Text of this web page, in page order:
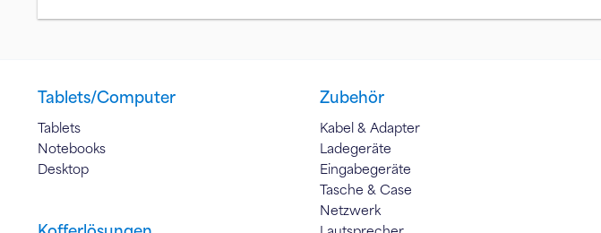
Tablets/Computer
Tablets
Notebooks
Desktop
Zubehör
Kabel & Adapter
Ladegeräte
Eingabegeräte
Tasche & Case
Netzwerk